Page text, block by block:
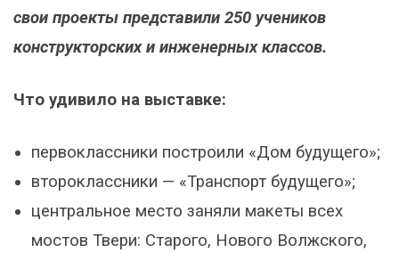
свои проекты представили 250 учеников
конструкторских и инженерных классов.
Что удивило на выставке:
первоклассники построили «Дом будущего»;
второклассники — «Транспорт будущего»;
центральное место заняли макеты всех
мостов Твери: Старого, Нового Волжского,